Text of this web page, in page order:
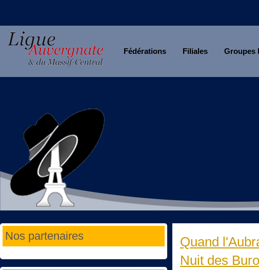
Fédérations Filiales Groupes
Nos partenaires
Quand
Nuit des